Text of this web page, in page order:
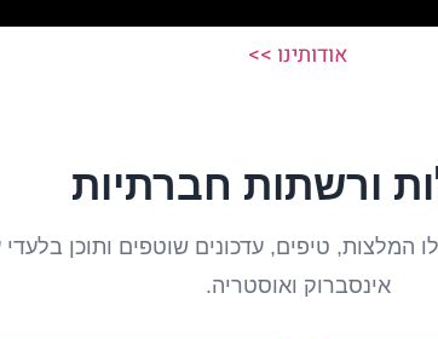
אודותינו >>
ורשתות חברתיות
המלצות, טיפים, עדכונים שוטפים ותוכן בלעדי
אינסברוק ואוסטריה.